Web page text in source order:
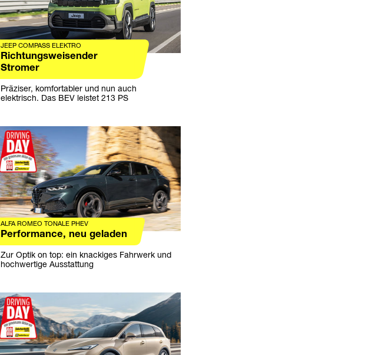
JEEP COMPASS ELEKTRO
Richtungsweisender
Stromer
Präziser, komfortabler und nun auch
elektrisch. Das BEV leistet 213 PS
ALFA ROMEO TONALE PHEV
Performance, neu geladen
Zur Optik on top: ein knackiges Fahrwerk und
hochwertige Ausstattung